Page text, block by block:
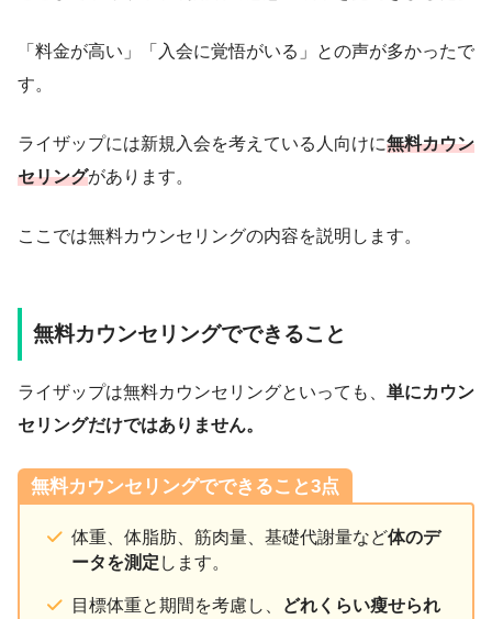
「料金が高い」「入会に覚悟がいる」との声が多かったで
す。
ライザップには新規入会を考えている人向けに無料カウン
セリングがあります。
ここでは無料カウンセリングの内容を説明します。
無料カウンセリングでできること
ライザップは無料カウンセリングといっても、 単にカウン
セリングだけではありません。
無料カウンセリングでできること3点
体重、体脂肪、筋肉量、基礎代謝量など体のデ
ータを測定 します。
目標体重と期間を考慮し、
どれくらい瘦せられ